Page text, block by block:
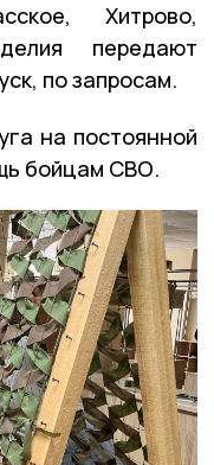
Хитрово,
передают
по запросам.
на постоянной
бойцам СВО.